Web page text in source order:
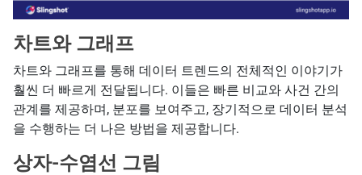
차트와 그래프
차트와 그래프를 통해 데이터 트렌드의 전체적인 이야기가
훨씬 더 빠르게 전달됩니다. 이들은 빠른 비교와 사건 간의
관계를 제공하며, 분포를 보여주고, 장기적으로 데이터 분석
을 수행하는 더 나은 방법을 제공합니다.
상자-수염선 그림